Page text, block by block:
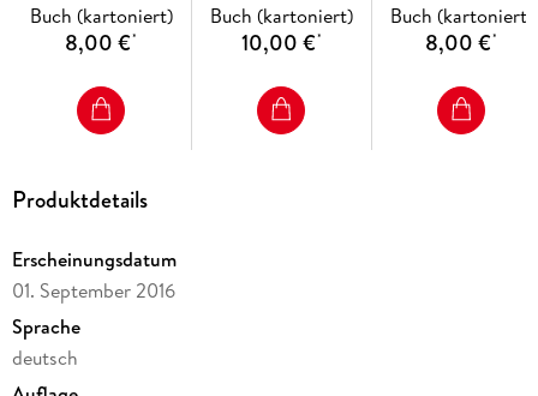
Buch (kartoniert)
8,00 €*
Buch (kartoniert)
10,00 €*
Buch (kartoniert)
8,00 €*
Produktdetails
Erscheinungsdatum
01. September 2016
Sprache
deutsch